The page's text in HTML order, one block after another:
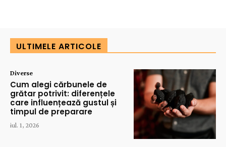
ULTIMELE ARTICOLE
Diverse
Cum alegi cărbunele de
grătar potrivit: diferențele
care influențează gustul și
timpul de preparare
iul. 1, 2026